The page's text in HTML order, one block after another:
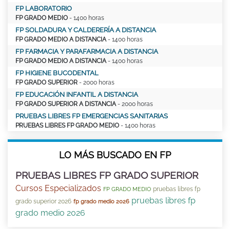
FP LABORATORIO
FP GRADO MEDIO - 1400 horas
FP SOLDADURA Y CALDERERÍA A DISTANCIA
FP GRADO MEDIO A DISTANCIA - 1400 horas
FP FARMACIA Y PARAFARMACIA A DISTANCIA
FP GRADO MEDIO A DISTANCIA - 1400 horas
FP HIGIENE BUCODENTAL
FP GRADO SUPERIOR - 2000 horas
FP EDUCACIÓN INFANTIL A DISTANCIA
FP GRADO SUPERIOR A DISTANCIA - 2000 horas
PRUEBAS LIBRES FP EMERGENCIAS SANITARIAS
PRUEBAS LIBRES FP GRADO MEDIO - 1400 horas
LO MÁS BUSCADO EN FP
PRUEBAS LIBRES FP GRADO SUPERIOR
Cursos Especializados FP GRADO MEDIO pruebas libres fp
grado superior 2026 fp grado medio 2026 pruebas libres fp
grado medio 2026